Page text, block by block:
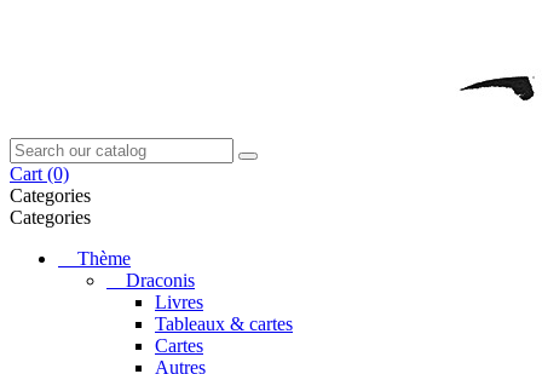
Cart (0)
Categories
Categories
Thème
Draconis
Livres
Tableaux & cartes
Cartes
Autres